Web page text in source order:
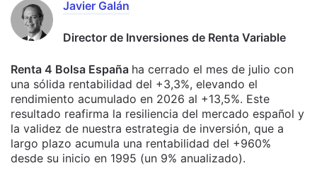
Javier Galán
Director de Inversiones de Renta Variable
Renta 4 Bolsa España ha cerrado el mes de julio con
una sólida rentabilidad del +3,3%, elevando el
rendimiento acumulado en 2026 al +13,5%. Este
resultado reafirma la resiliencia del mercado español y
la validez de nuestra estrategia de inversión, que a
largo plazo acumula una rentabilidad del +960%
desde su inicio en 1995 (un 9% anualizado).